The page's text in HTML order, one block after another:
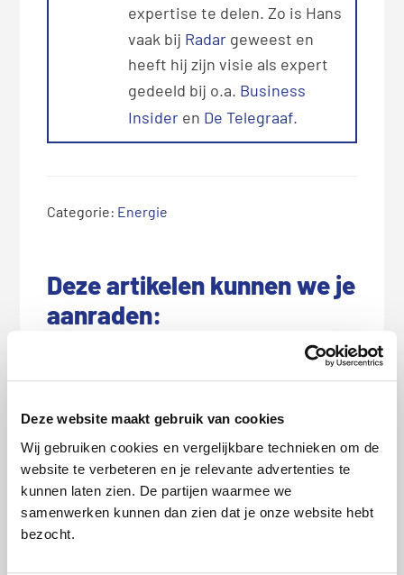
Deze website maakt gebruik van cookies
Wij gebruiken cookies en vergelijkbare technieken om de
website te verbeteren en je relevante advertenties te
kunnen laten zien. De partijen waarmee we
samenwerken kunnen dan zien dat je onze website hebt
bezocht.
expertise te delen. Zo is Hans
vaak bij Radar geweest en
heeft hij zijn visie als expert
gedeeld bij o.a. Business
Insider en De Telegraaf.
Categorie: Energie
Deze artikelen kunnen we je
aanraden:
Goedkoopste energieleverancier
augustus 2026